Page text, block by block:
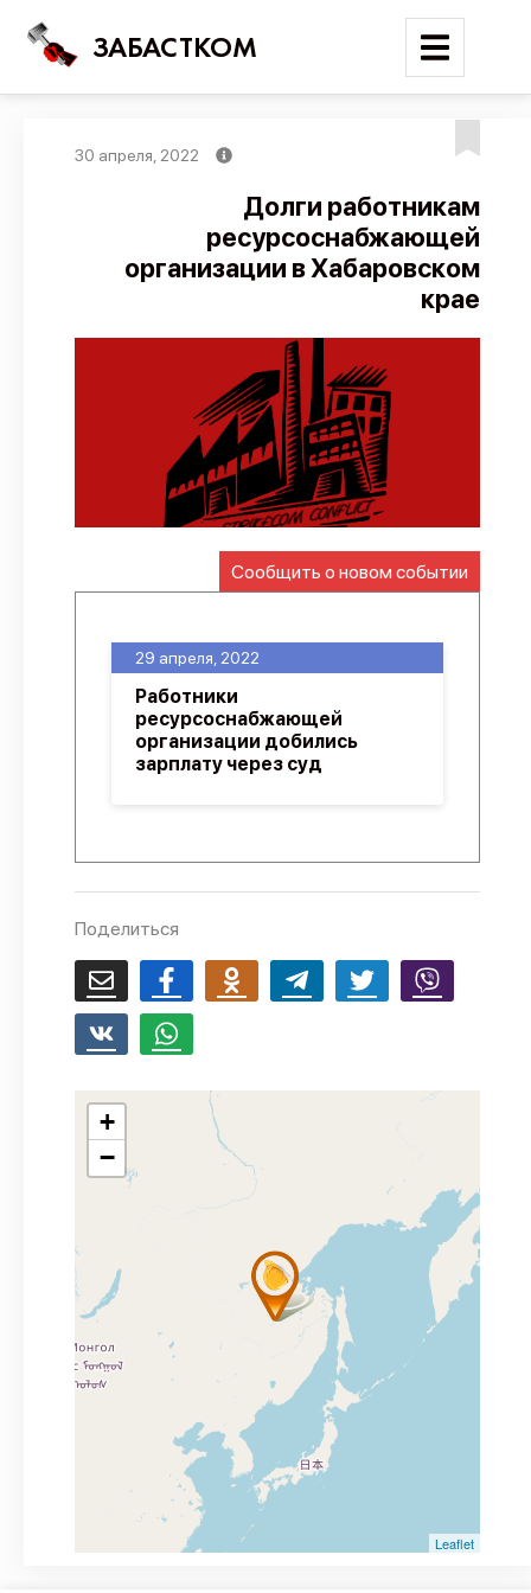
ЗАБАСТКОМ
Поиск
Новости
Трудовые конфликты
Отчеты
Предложить публикацию
Справочник
API
О проекте
30 апреля, 2022
Долги работникам
ресурсоснабжающей
организации в Хабаровском
крае
Сообщить о новом событии
29 апреля, 2022
Работники
ресурсоснабжающей
организации добились
зарплату через суд
Поделиться
+
−
Leaflet